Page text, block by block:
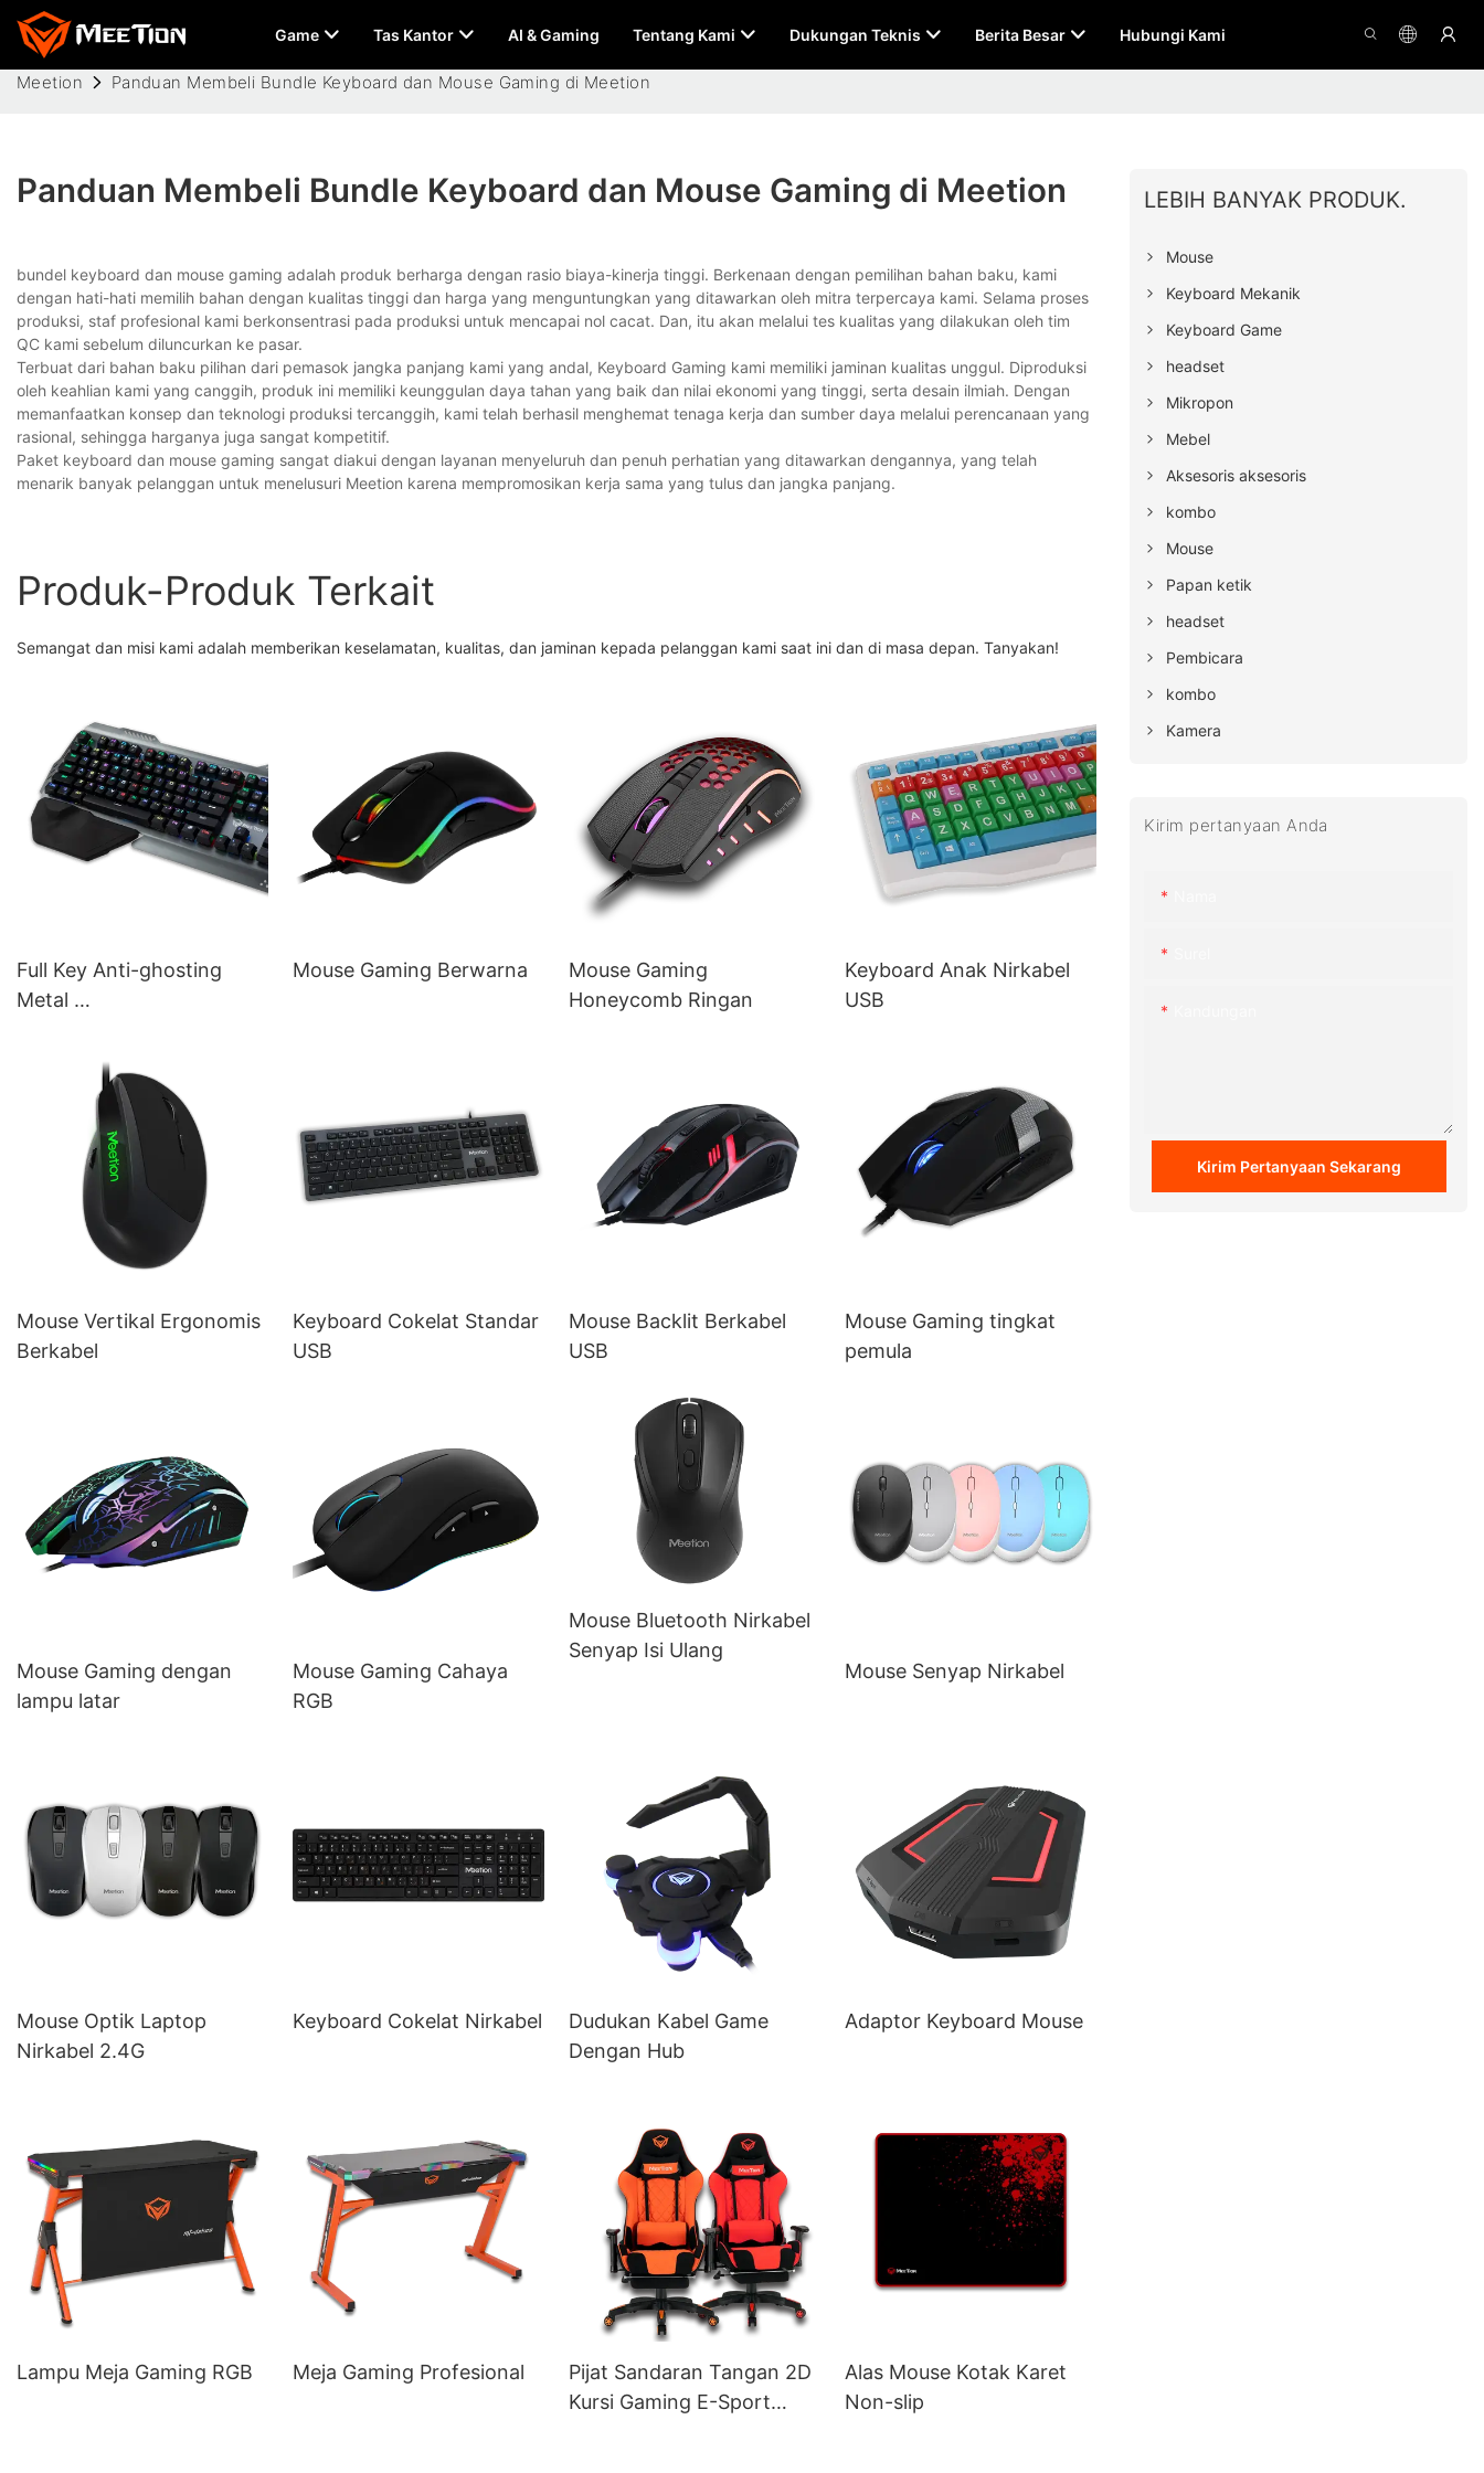
Game Tas Kantor AI & Gaming Tentang Kami Dukungan Teknis Berita Besar Hubungi Kami
Meetion Panduan Membeli Bundle Keyboard dan Mouse Gaming di Meetion
Panduan Membeli Bundle Keyboard dan Mouse Gaming di Meetion
bundel keyboard dan mouse gaming adalah produk berharga dengan rasio biaya-kinerja tinggi. Berkenaan dengan pemilihan bahan baku, kami
dengan hati-hati memilih bahan dengan kualitas tinggi dan harga yang menguntungkan yang ditawarkan oleh mitra terpercaya kami. Selama proses
produksi, staf profesional kami berkonsentrasi pada produksi untuk mencapai nol cacat. Dan, itu akan melalui tes kualitas yang dilakukan oleh tim
QC kami sebelum diluncurkan ke pasar.
Terbuat dari bahan baku pilihan dari pemasok jangka panjang kami yang andal, Keyboard Gaming kami memiliki jaminan kualitas unggul. Diproduksi
oleh keahlian kami yang canggih, produk ini memiliki keunggulan daya tahan yang baik dan nilai ekonomi yang tinggi, serta desain ilmiah. Dengan
memanfaatkan konsep dan teknologi produksi tercanggih, kami telah berhasil menghemat tenaga kerja dan sumber daya melalui perencanaan yang
rasional, sehingga harganya juga sangat kompetitif.
Paket keyboard dan mouse gaming sangat diakui dengan layanan menyeluruh dan penuh perhatian yang ditawarkan dengannya, yang telah
menarik banyak pelanggan untuk menelusuri Meetion karena mempromosikan kerja sama yang tulus dan jangka panjang.
Produk-Produk Terkait
Semangat dan misi kami adalah memberikan keselamatan, kualitas, dan jaminan kepada pelanggan kami saat ini dan di masa depan. Tanyakan!
Full Key Anti-ghosting
Metal
Mouse Gaming Berwarna
Mouse Gaming
Honeycomb Ringan
Keyboard Anak Nirkabel
USB
Mouse Vertikal Ergonomis
Berkabel
Keyboard Cokelat Standar
USB
Mouse Backlit Berkabel
USB
Mouse Gaming tingkat
pemula
Mouse Gaming dengan
lampu latar
Mouse Gaming Cahaya
RGB
Mouse Bluetooth Nirkabel
Senyap Isi Ulang
Mouse Senyap Nirkabel
Mouse Optik Laptop
Nirkabel 2.4G
Keyboard Cokelat Nirkabel
Dudukan Kabel Game
Dengan Hub
Adaptor Keyboard Mouse
Lampu Meja Gaming RGB Meja Gaming Profesional
Pijat Sandaran Tangan 2D
Kursi Gaming E-Sport
Alas Mouse Kotak Karet
Non-slip
LEBIH BANYAK PRODUK.
Mouse
Keyboard Mekanik
Keyboard Game
headset
Mikropon
Mebel
Aksesoris aksesoris
kombo
Mouse
Papan ketik
headset
Pembicara
kombo
Kamera
Kirim pertanyaan Anda
Kirim Pertanyaan Sekarang